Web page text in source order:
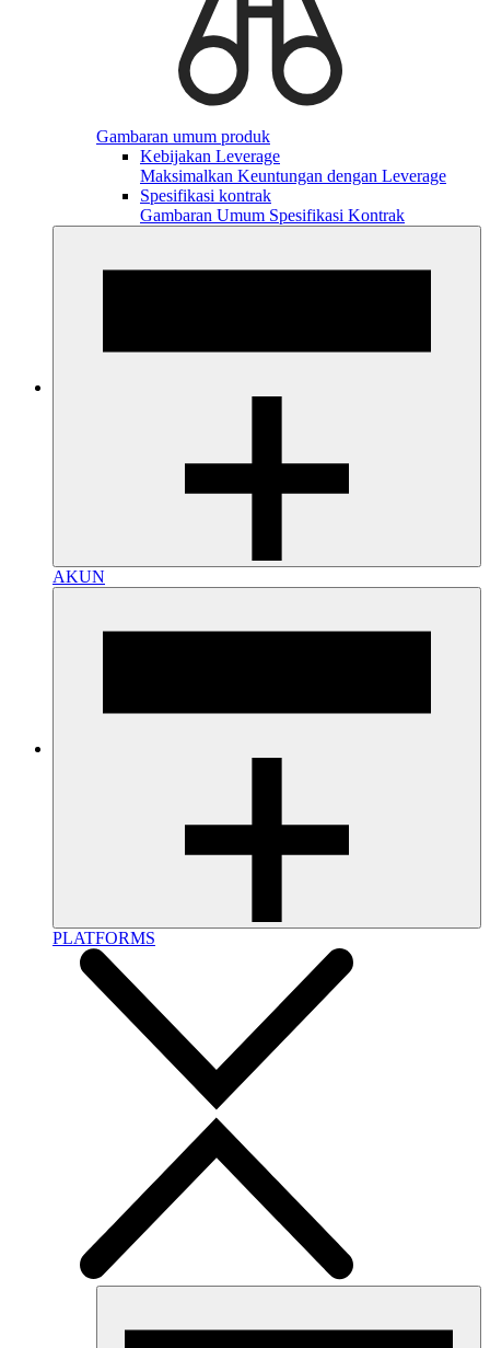
Gambaran umum produk
Kebijakan Leverage
Maksimalkan Keuntungan dengan Leverage
Spesifikasi kontrak
Gambaran Umum Spesifikasi Kontrak
AKUN
PLATFORMS